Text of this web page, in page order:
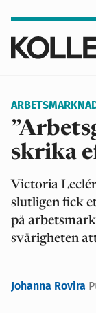
huvudinnehåll
skrika
Victoria
slutligen fick
på
svårigheten
Johanna Rovira